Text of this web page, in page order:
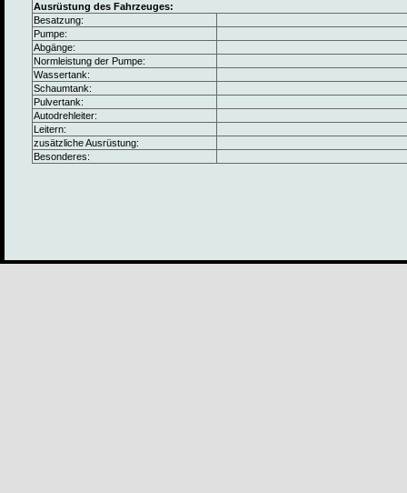
Ausrüstung des Fahrzeuges:
Besatzung:
Pumpe:
Abgänge:
Normleistung der Pumpe:
Wassertank:
Schaumtank:
Pulvertank:
Autodrehleiter:
Leitern:
zusätzliche Ausrüstung:
Besonderes: